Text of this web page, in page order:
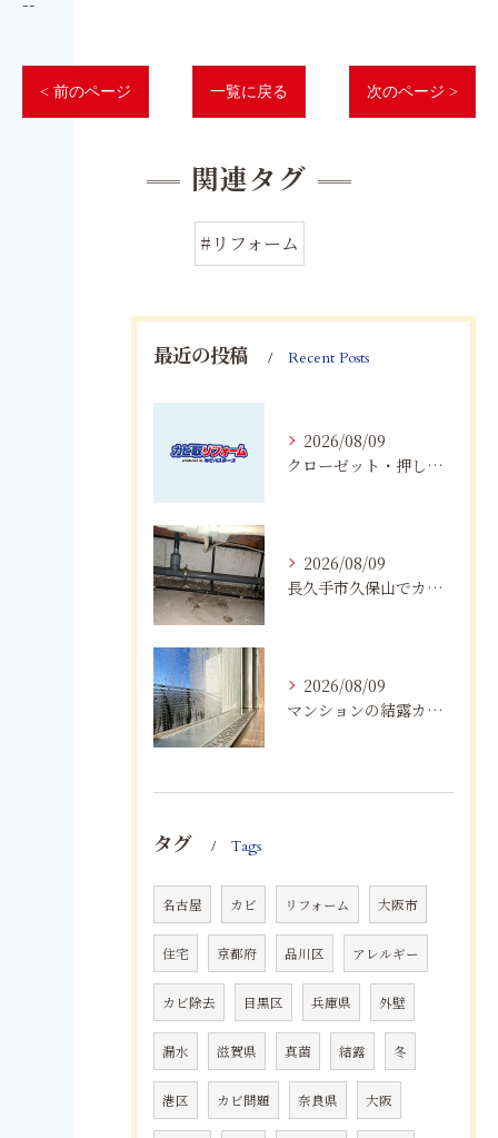
< 前のページ 一覧に戻る 次のページ >
関連タグ
#リフォーム
最近の投稿 Recent Posts
2026/08/09
クローゼット・押し入れのカビ対策｜愛知・岐阜・三重・静岡で大切な衣類を守る方法
2026/08/09
長久手市久保山でカビにお困りの方へ｜原因・対策・業者へ相談する目安を解説
2026/08/09
マンションの結露カビを根絶！断熱改修と防カビリフォーム
タグ Tags
名古屋 カビ リフォーム 大阪市
住宅 京都府 品川区 アレルギー
カビ除去 目黒区 兵庫県 外壁
漏水 滋賀県 真菌 結露 冬
港区 カビ問題 奈良県 大阪